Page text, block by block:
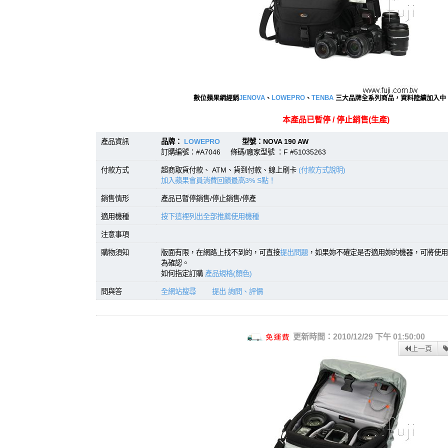
數位蘋果網經銷JENOVA 、 LOWEPRO 、 TENBA 三大品牌全系列商品，資料陸續加入中
本產品已暫停 / 停止銷售(生產)
產品資訊 品牌： LOWEPRO 型號：NOVA 190 AW
訂購編號：#A7046 條碼/廠家型號 ：F #51035263
付款方式 超商取貨付款、 ATM、貨到付款、線上刷卡 (付款方式說明)
加入蘋果會員消費回饋最高3% S點！
銷售情形 產品已暫停銷售/停止銷售/停產
適用機種 按下這裡列出全部推薦使用機種
注意事項
購物須知 版面有限，在網路上找不到的，可直接提出問題 ，如果妳不確定是否適用妳的機器，可將使
為確認。
如何指定訂購 產品規格(顏色)
問與答 全網站搜尋 提出 詢問、評價
更新時間：2010/12/29 下午 01:50:00
上一頁